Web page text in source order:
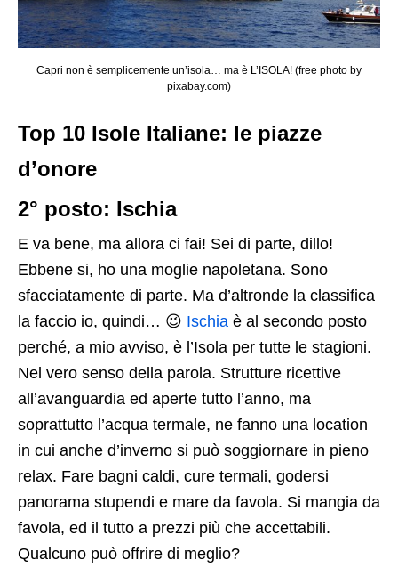
Capri non è semplicemente un’isola… ma è L’ISOLA! (free photo by
pixabay.com)
Top 10 Isole Italiane: le piazze
d’onore
2° posto: Ischia
E va bene, ma allora ci fai! Sei di parte, dillo!
Ebbene si, ho una moglie napoletana. Sono
sfacciatamente di parte. Ma d’altronde la classifica
la faccio io, quindi… 😉 Ischia è al secondo posto
perché, a mio avviso, è l’Isola per tutte le stagioni.
Nel vero senso della parola. Strutture ricettive
all’avanguardia ed aperte tutto l’anno, ma
soprattutto l’acqua termale, ne fanno una location
in cui anche d’inverno si può soggiornare in pieno
relax. Fare bagni caldi, cure termali, godersi
panorama stupendi e mare da favola. Si mangia da
favola, ed il tutto a prezzi più che accettabili.
Qualcuno può offrire di meglio?